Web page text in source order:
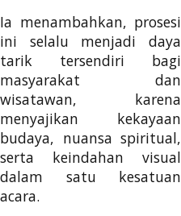
Ia menambahkan, prosesi
ini selalu menjadi daya
tarik tersendiri bagi
masyarakat dan
wisatawan, karena
menyajikan kekayaan
budaya, nuansa spiritual,
serta keindahan visual
dalam satu kesatuan
acara.